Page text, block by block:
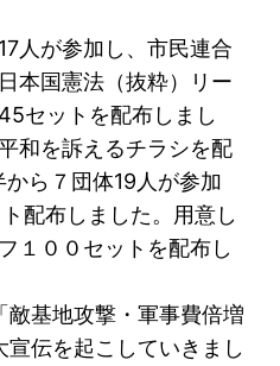
人が参加し、市民連合
本国憲法（抜粋）リー
セットを配布しまし
和を訴えるチラシを配
から７団体19人が参加
配布しました。用意し
１００セットを配布し
基地攻撃・軍事費倍増
伝を起こしていきまし